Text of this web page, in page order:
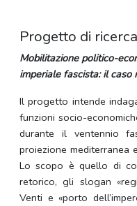
Progetto di ricerca
Mobilitazione politico-
imperiale fascista: il caso
Il progetto intende
funzioni socio-
durante il ventennio
proiezione mediterranea
Lo scopo è quello di
retorico, gli slogan
Venti e «porto